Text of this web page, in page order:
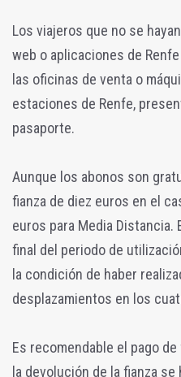
Los viajeros que no se
web o aplicaciones de
las oficinas de venta o
estaciones de Renfe,
pasaporte.
Aunque los abonos son
fianza de diez euros en el
euros para Media Distancia.
final del periodo de
la condición de haber
desplazamientos en los
Es recomendable el pago
la devolución de la fianza